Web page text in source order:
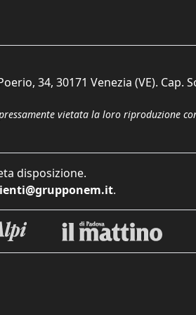
34, 30171 Venezia (VE). Cap.
vietata la loro riproduzione
disposizione.
.